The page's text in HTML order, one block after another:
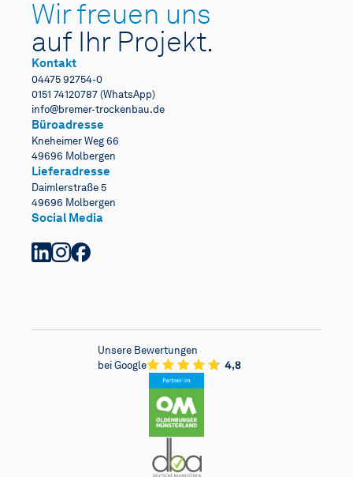
Wir freuen uns
auf Ihr Projekt.
Kontakt
04475 92754-0
0151 74120787 (WhatsApp)
info@bremer-trockenbau.de
Büroadresse
Kneheimer Weg 66
49696 Molbergen
Lieferadresse
Daimlerstraße 5
49696 Molbergen
Social Media
Unsere Bewertungen
bei Google